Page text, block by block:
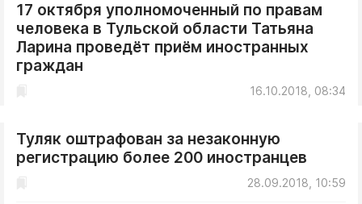
17 октября уполномоченный по правам
человека в Тульской области Татьяна
Ларина проведёт приём иностранных
граждан
16.10.2018, 08:34
Туляк оштрафован за незаконную
регистрацию более 200 иностранцев
28.09.2018, 10:59